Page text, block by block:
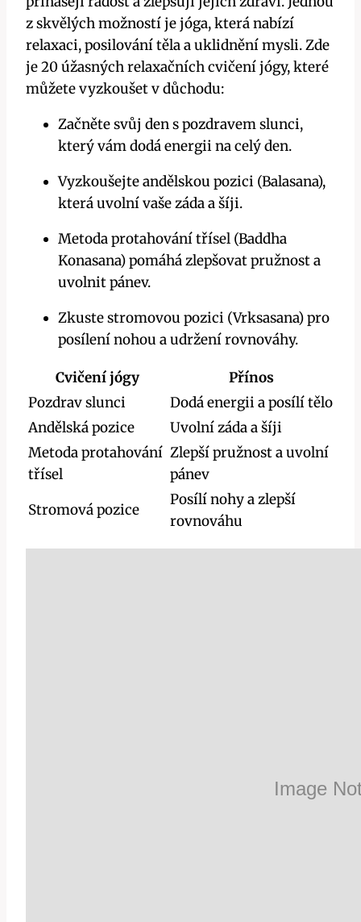
z skvělých možností je jóga, která nabízí
relaxaci, posilování těla a uklidnění mysli. Zde
je 20 úžasných relaxačních cvičení jógy, které
můžete vyzkoušet v důchodu:
Začněte svůj den s pozdravem slunci,
který vám dodá energii na celý den.
Vyzkoušejte andělskou pozici (Balasana),
která uvolní vaše záda a šíji.
Metoda protahování třísel (Baddha
Konasana) pomáhá zlepšovat pružnost a
uvolnit pánev.
Zkuste stromovou pozici (Vrksasana) pro
posílení nohou a udržení rovnováhy.
Cvičení jógy
Přínos
Pozdrav slunci
Dodá energii a posílí tělo
Andělská pozice
Uvolní záda a šíji
Metoda protahování
třísel
Zlepší pružnost a uvolní
pánev
Stromová pozice
Posílí nohy a zlepší
rovnováhu